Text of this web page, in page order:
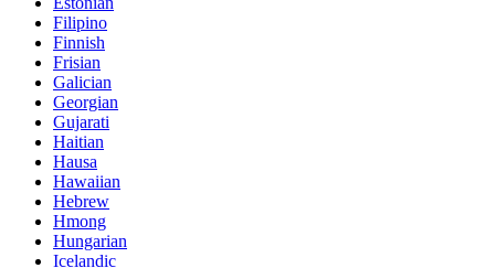
Filipino
Finnish
Frisian
Galician
Georgian
Gujarati
Haitian
Hausa
Hawaiian
Hebrew
Hmong
Hungarian
Icelandic